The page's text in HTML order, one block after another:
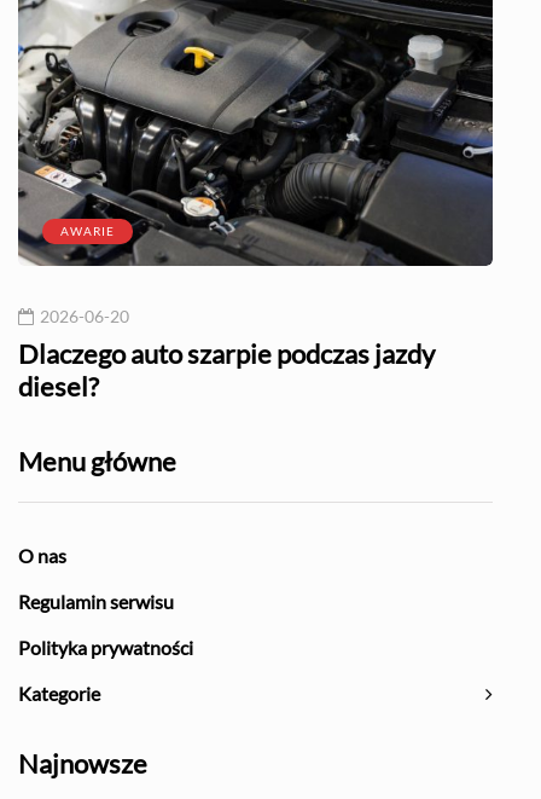
AWARIE
2026-06-20
Dlaczego auto szarpie podczas jazdy
diesel?
Menu główne
O nas
Regulamin serwisu
Polityka prywatności
Kategorie
Najnowsze